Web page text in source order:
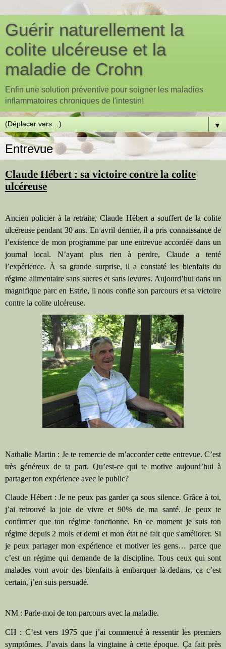
Guérir naturellement la
colite ulcéreuse et la
maladie de Crohn
Enfin une solution préventive pour soigner les maladies
inflammatoires chroniques de l'intestin!
▼
Entrevue
Claude Hébert : sa victoire contre la colite
ulcéreuse
Ancien policier à la retraite, Claude Hébert a souffert de la colite
ulcéreuse pendant 30 ans. En avril dernier, il a pris connaissance de
l’existence de mon programme par une entrevue accordée dans un
journal local. N’ayant plus rien à perdre, Claude a tenté
l’expérience. À sa grande surprise, il a constaté les bienfaits du
régime alimentaire sans sucres et sans levures. Aujourd’hui dans un
magnifique parc en Estrie, il nous confie son parcours et sa victoire
contre la colite ulcéreuse.
Nathalie Martin : Je te remercie de m’accorder cette entrevue. C’est
très généreux de ta part. Qu’est-ce qui te motive aujourd’hui à
partager ton expérience avec le public?
Claude Hébert : Je ne peux pas garder ça sous silence. Grâce à toi,
j’ai retrouvé la joie de vivre et 90% de ma santé. Je peux te
confirmer que ton régime fonctionne. En ce moment je suis ton
régime depuis 2 mois et demi et mon état ne fait que s'améliorer. Si
je peux partager mon expérience et motiver les gens… parce que
c’est un régime qui demande de la discipline. Tous ceux qui sont
malades vont avoir des bienfaits à embarquer là-dedans, ça c’est
certain, j’en suis persuadé.
NM : Parle-moi de ton parcours avec la maladie.
CH : C’est vers 1975 que j’ai commencé à ressentir les premiers
symptômes. J’avais dans la vingtaine à cette époque. Ça fait près